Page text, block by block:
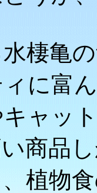
棲亀
に富
キャッ
商品
植物